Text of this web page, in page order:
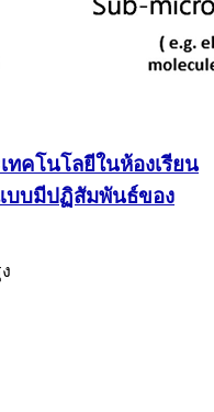
คโนโลยีในห้องเรียน
บบมีปฏิสัมพันธ์ของ